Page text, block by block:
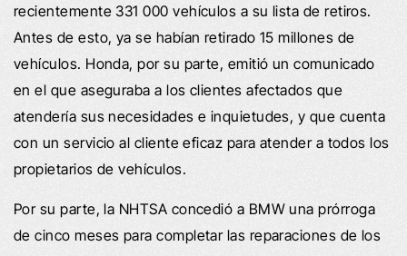
recientemente 331 000 vehículos a su lista de retiros.
Antes de esto, ya se habían retirado 15 millones de
vehículos. Honda, por su parte, emitió un comunicado
en el que aseguraba a los clientes afectados que
atendería sus necesidades e inquietudes, y que cuenta
con un servicio al cliente eficaz para atender a todos los
propietarios de vehículos.
Por su parte, la NHTSA concedió a BMW una prórroga
de cinco meses para completar las reparaciones de los